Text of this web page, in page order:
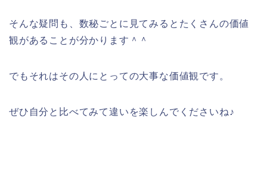
そんな疑問も、数秘ごとに見てみるとたくさんの価値
観があることが分かります＾＾
でもそれはその人にとっての大事な価値観です。
ぜひ自分と比べてみて違いを楽しんでくださいね♪